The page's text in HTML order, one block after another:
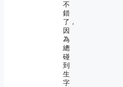
不
錯
了，
因
為
總
碰
到
生
字